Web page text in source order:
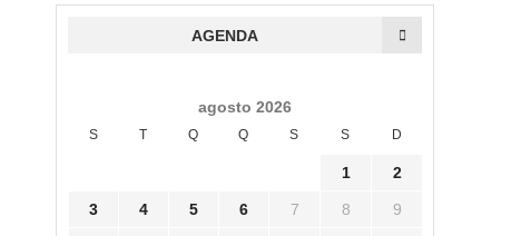
AGENDA
agosto 2026
S T Q Q S S D
1 2
3 4 5 6 7 8 9